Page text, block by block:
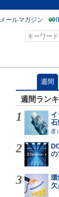
メールマガジン
週間
週間ラン
石
彦）
の